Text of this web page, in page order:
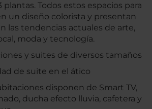
plantas. Todos estos espacios para
un diseño colorista y presentan
las tendencias actuales de arte,
moda y tecnología.
y suites de diversos tamaños
de suite en el ático
disponen de Smart TV,
ducha efecto lluvia, cafetera y